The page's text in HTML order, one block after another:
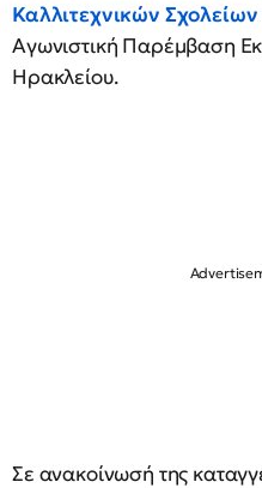
Καλλιτεχνικών Σχολείων
Αγωνιστική Παρέμβαση
Ηρακλείου.
Σε ανακοίνωσή της